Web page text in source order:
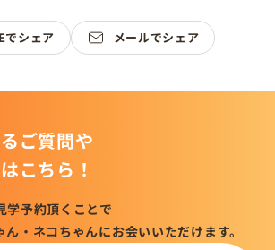
でシェア メールでシェア
ご質問や
こちら！
学予約頂くことで
・ネコちゃんにお会いいただけます。